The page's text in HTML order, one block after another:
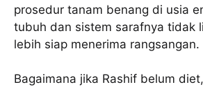
prosedur tanam benang di usia
tubuh dan sistem sarafnya tidak
lebih siap menerima rangsangan.
Bagaimana jika Rashif belum